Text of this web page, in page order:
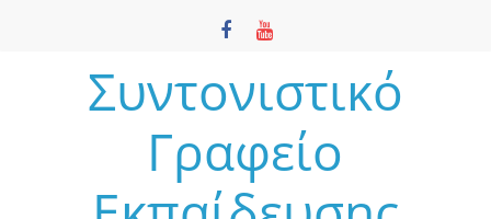
Συντονιστικό
Γραφείο